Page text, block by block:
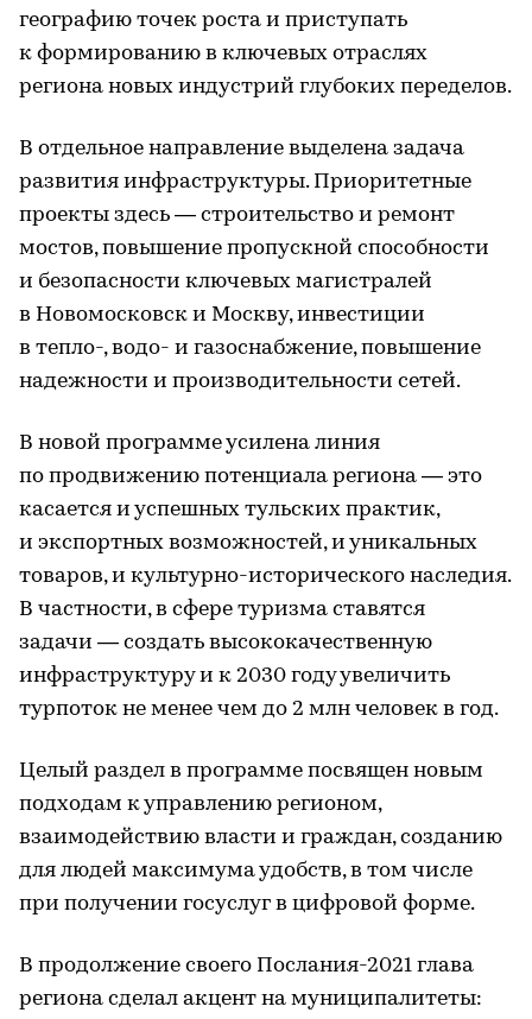
географию точек роста и приступать
к формированию в ключевых отраслях
региона новых индустрий глубоких переделов.
В отдельное направление выделена задача
развития инфраструктуры. Приоритетные
проекты здесь — строительство и ремонт
мостов, повышение пропускной способности
и безопасности ключевых магистралей
в Новомосковск и Москву, инвестиции
в тепло-, водо- и газоснабжение, повышение
надежности и производительности сетей.
В новой программе усилена линия
по продвижению потенциала региона — это
касается и успешных тульских практик,
и экспортных возможностей, и уникальных
товаров, и культурно-исторического наследия.
В частности, в сфере туризма ставятся
задачи — создать высококачественную
инфраструктуру и к 2030 году увеличить
турпоток не менее чем до 2 млн человек в год.
Целый раздел в программе посвящен новым
подходам к управлению регионом,
взаимодействию власти и граждан, созданию
для людей максимума удобств, в том числе
при получении госуслуг в цифровой форме.
В продолжение своего Послания-2021 глава
региона сделал акцент на муниципалитеты: